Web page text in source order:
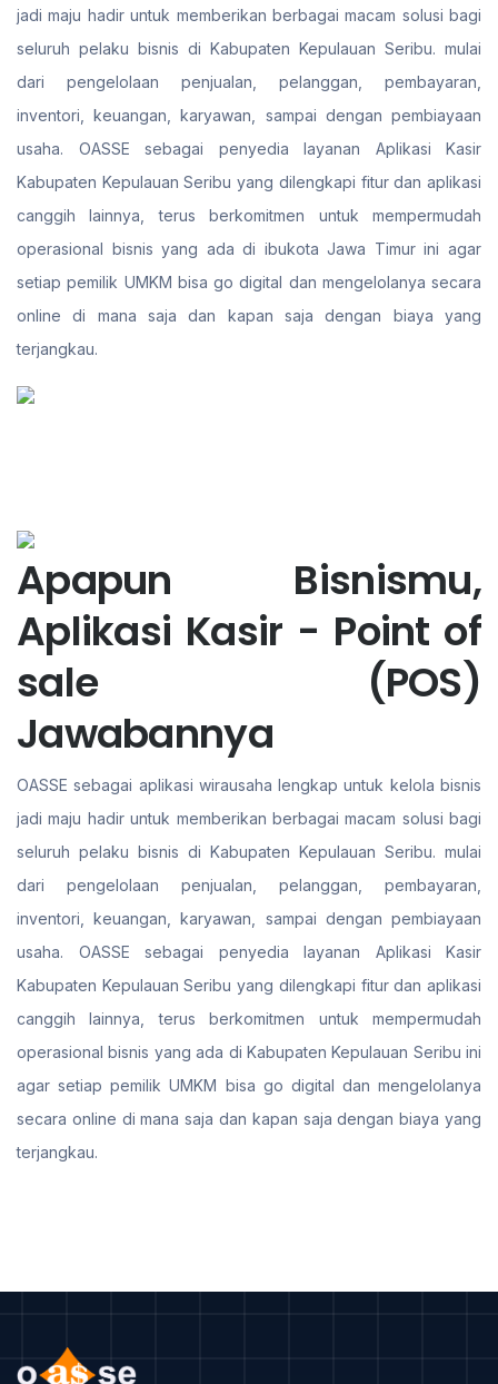
jadi maju hadir untuk memberikan berbagai macam solusi bagi
seluruh pelaku bisnis di Kabupaten Kepulauan Seribu. mulai
dari pengelolaan penjualan, pelanggan, pembayaran,
inventori, keuangan, karyawan, sampai dengan pembiayaan
usaha. OASSE sebagai penyedia layanan Aplikasi Kasir
Kabupaten Kepulauan Seribu yang dilengkapi fitur dan aplikasi
canggih lainnya, terus berkomitmen untuk mempermudah
operasional bisnis yang ada di ibukota Jawa Timur ini agar
setiap pemilik UMKM bisa go digital dan mengelolanya secara
online di mana saja dan kapan saja dengan biaya yang
terjangkau.
Apapun Bisnismu,
Aplikasi Kasir - Point of
sale (POS)
Jawabannya
OASSE sebagai aplikasi wirausaha lengkap untuk kelola bisnis
jadi maju hadir untuk memberikan berbagai macam solusi bagi
seluruh pelaku bisnis di Kabupaten Kepulauan Seribu. mulai
dari pengelolaan penjualan, pelanggan, pembayaran,
inventori, keuangan, karyawan, sampai dengan pembiayaan
usaha. OASSE sebagai penyedia layanan Aplikasi Kasir
Kabupaten Kepulauan Seribu yang dilengkapi fitur dan aplikasi
canggih lainnya, terus berkomitmen untuk mempermudah
operasional bisnis yang ada di Kabupaten Kepulauan Seribu ini
agar setiap pemilik UMKM bisa go digital dan mengelolanya
secara online di mana saja dan kapan saja dengan biaya yang
terjangkau.